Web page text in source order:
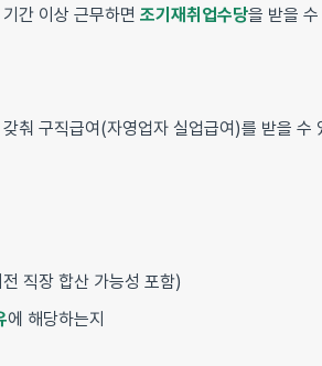
간 이상 근무하면 조기재취업수당을 받을 수
춰 구직급여(자영업자 실업급여)를 받을 수
직장 합산 가능성 포함)
에 해당하는지